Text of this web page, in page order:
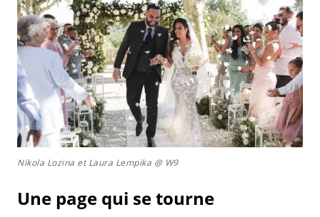
Nikola Lozina et Laura Lempika @ W9
Une page qui se tourne